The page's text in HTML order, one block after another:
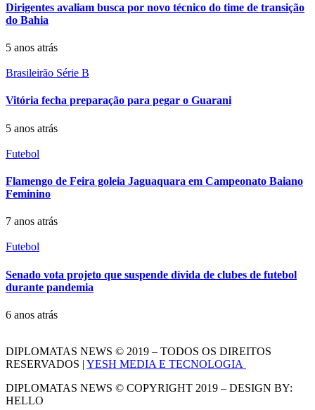
Dirigentes avaliam busca por novo técnico do time de transição
do Bahia
5 anos atrás
Brasileirão Série B
Vitória fecha preparação para pegar o Guarani
5 anos atrás
Futebol
Flamengo de Feira goleia Jaguaquara em Campeonato Baiano
Feminino
7 anos atrás
Futebol
Senado vota projeto que suspende dívida de clubes de futebol
durante pandemia
6 anos atrás
DIPLOMATAS NEWS © 2019 – TODOS OS DIREITOS
RESERVADOS | YESH MEDIA E TECNOLOGIA
DIPLOMATAS NEWS © COPYRIGHT 2019 – DESIGN BY:
HELLO